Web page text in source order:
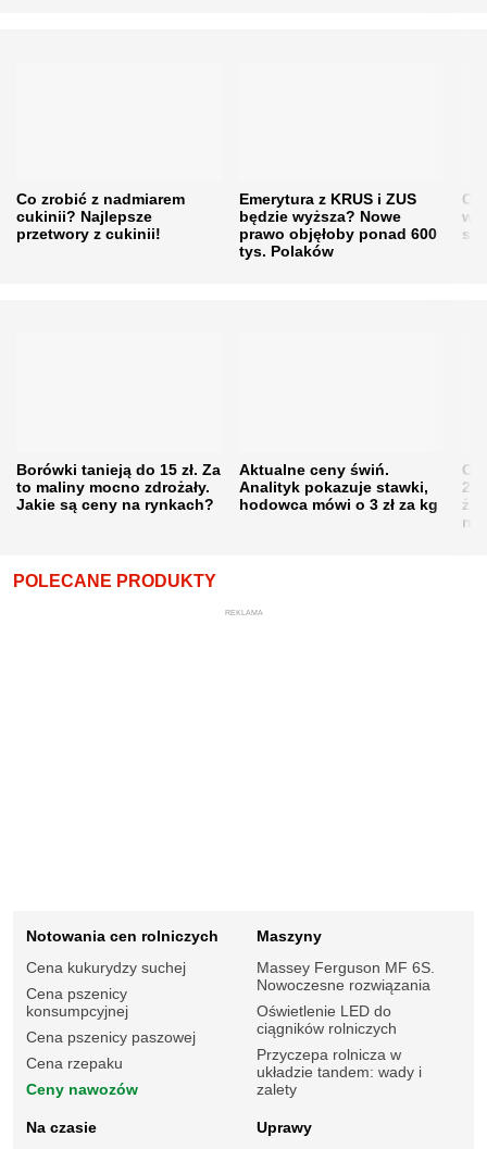
Co zrobić z nadmiarem
cukinii? Najlepsze
przetwory z cukinii!
Emerytura z KRUS i ZUS
będzie wyższa? Nowe
prawo objęłoby ponad 600
tys. Polaków
w
Borówki tanieją do 15 zł. Za
to maliny mocno zdrożały.
Jakie są ceny na rynkach?
Aktualne ceny świń.
Analityk pokazuje stawki,
hodowca mówi o 3 zł za kg
POLECANE PRODUKTY
REKLAMA
Notowania cen rolniczych
Cena kukurydzy suchej
Cena pszenicy
konsumpcyjnej
Cena pszenicy paszowej
Cena rzepaku
Ceny nawozów
Maszyny
Massey Ferguson MF 6S.
Nowoczesne rozwiązania
Oświetlenie LED do
ciągników rolniczych
Przyczepa rolnicza w
układzie tandem: wady i
zalety
Na czasie
Uprawy